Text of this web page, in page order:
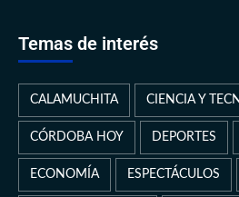
Temas de interés
CALAMUCHITA CIENCIA Y
CÓRDOBA HOY DEPORTES
ECONOMÍA ESPECTÁCULOS